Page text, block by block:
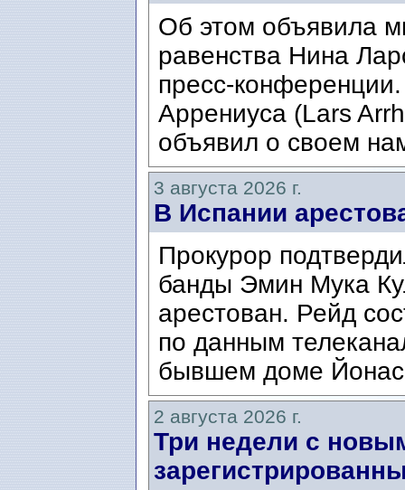
Об этом объявила
равенства Нина
пресс-
Аррениуса (Lars
объявил о своем
3 августа 2026 г.
В Испании
Прокурор
банды Эмин Мука
арестован. Рейд
по данным
бывшем доме
2 августа 2026 г.
Три недели с